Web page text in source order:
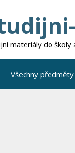
materiály do školy
Všechny předměty